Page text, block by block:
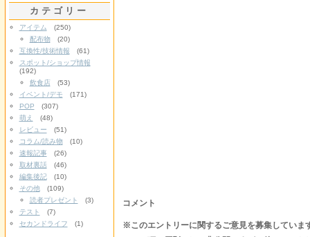
コメント
※このエントリーに関するご意見を募集していま
カテゴリー
アイテム (250)
配布物(20)
互換性/技術情報 (61)
スポット/ショップ情報
(192)
飲食店(53)
イベント/デモ (171)
POP (307)
萌え
(48)
レビュー (51)
コラム/読み物(10)
速報記事(26)
取材裏話(46)
編集後記 (10)
その他(109)
読者プレゼント
(3)
テスト
(7)
セカンドライフ (1)